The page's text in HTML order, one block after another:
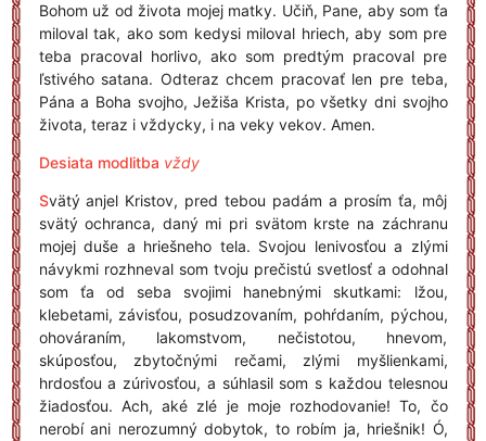
Bohom už od života mojej matky. Učiň, Pane, aby som ťa
miloval tak, ako som kedysi miloval hriech, aby som pre
teba pracoval horlivo, ako som predtým pracoval pre
ľstivého satana. Odteraz chcem pracovať len pre teba,
Pána a Boha svojho, Ježiša Krista, po všetky dni svojho
života, teraz i vždycky, i na veky vekov. Amen.
Desiata modlitba vždy
Svätý anjel Kristov, pred tebou padám a prosím ťa, môj
svätý ochranca, daný mi pri svätom krste na záchranu
mojej duše a hriešneho tela. Svojou lenivosťou a zlými
návykmi rozhneval som tvoju prečistú svetlosť a odohnal
som ťa od seba svojimi hanebnými skutkami: lžou,
klebetami, závisťou, posudzovaním, pohŕdaním, pýchou,
ohováraním, lakomstvom, nečistotou, hnevom,
skúposťou, zbytočnými rečami, zlými myšlienkami,
hrdosťou a zúrivosťou, a súhlasil som s každou telesnou
žiadosťou. Ach, aké zlé je moje rozhodovanie! To, čo
nerobí ani nerozumný dobytok, to robím ja, hriešnik! Ó,